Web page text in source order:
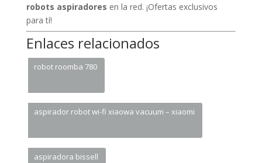
robots aspiradores en la red. ¡Ofertas exclusivos
para tí!
Enlaces relacionados
robot roomba 780
aspirador robot wi-fi xiaowa vacuum – xiaomi
aspiradora bissell